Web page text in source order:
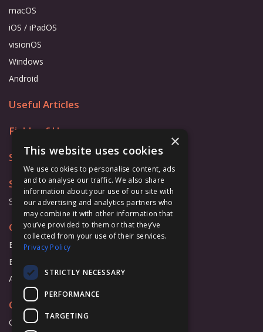
macOS
iOS / iPadOS
visionOS
Windows
Android
Useful Articles
Fields of Use
Store
Support
Support Form
Cooperation
Business
Education
Affiliate Program
Company
Overview
×
This website uses cookies
We use cookies to personalise content, ads
and to analyse our traffic. We also share
information about your use of our site with
our advertising and analytics partners who
may combine it with other information that
you’ve provided to them or that they’ve
collected from your use of their services.
Privacy Policy
STRICTLY NECESSARY
PERFORMANCE
TARGETING